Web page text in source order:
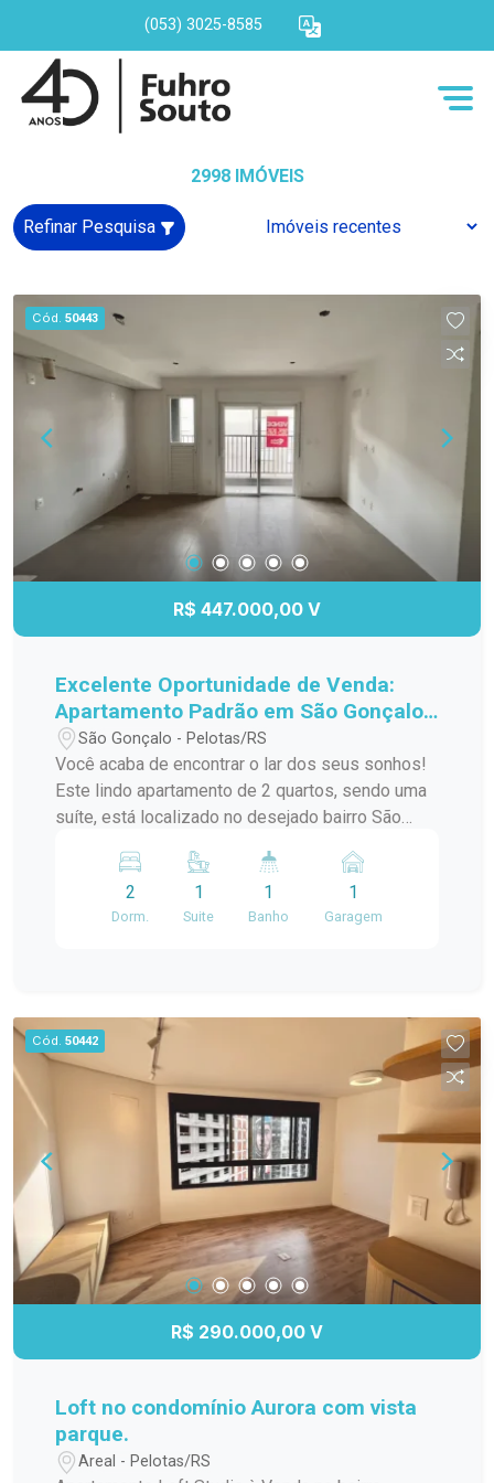
(053) 3025-8585
2998 IMÓVEIS
Refinar Pesquisa
Cód. 50443
R$ 447.000,00 V
Excelente Oportunidade de Venda:
Apartamento Padrão em São Gonçalo,
Pelotas/RS
São Gonçalo - Pelotas/RS
Você acaba de encontrar o lar dos seus sonhos!
Este lindo apartamento de 2 quartos, sendo uma
suíte, está localizado no desejado bairro São
e do Fórum. Com uma sacada charmosa e
churrasqueira, este espaço é perfeito para
receber amigos e familiares em momentos de
comemorações, espaço gourmet para preparar
refeições especiais, quadra poliesportiva para os
amantes de esportes e um playground seguro e
divertido para as crianças. Não perca a chance de
viver em um lugar que une conforto, praticidade e
lazer. Agende sua visita e venha conhecer esse
incrível apartamento!
2
Dorm.
1
Suite
1
Banho
1
Garagem
Cód. 50442
R$ 290.000,00 V
Loft no condomínio Aurora com vista
parque.
Areal - Pelotas/RS